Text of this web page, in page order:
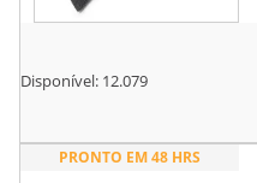
Disponível: 12.079
PRONTO EM 48 HRS